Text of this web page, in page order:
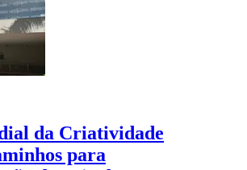
da Criatividade
para